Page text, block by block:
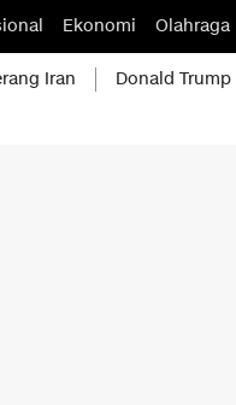
Ekonomi Olahraga
Iran Donald Trump